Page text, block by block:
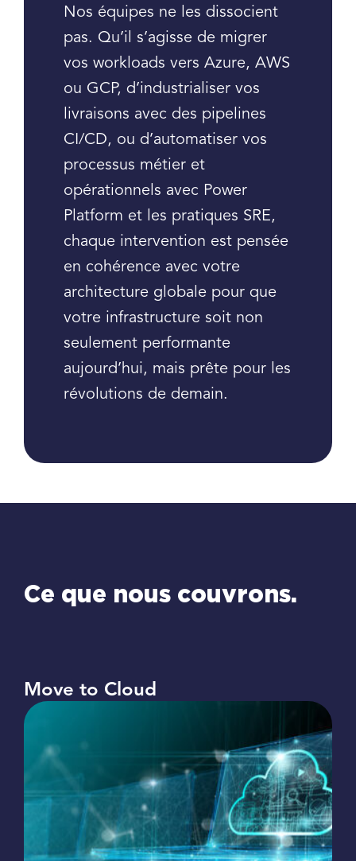
Nos équipes ne les dissocient
pas. Qu’il s’agisse de migrer
vos workloads vers Azure, AWS
ou GCP, d’industrialiser vos
livraisons avec des pipelines
CI/CD, ou d’automatiser vos
processus métier et
opérationnels avec Power
Platform et les pratiques SRE,
chaque intervention est pensée
en cohérence avec votre
architecture globale pour que
votre infrastructure soit non
seulement performante
aujourd’hui, mais prête pour les
révolutions de demain.
Ce que nous couvrons.
Move to Cloud